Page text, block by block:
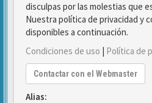
disculpas por las molestias que
Nuestra política de privacidad y
disponibles a continuación.
Condiciones de uso | Política de
Contactar con el Webmaster
Alias: